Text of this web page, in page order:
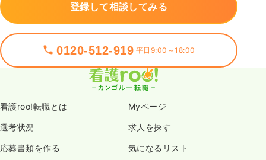
登録して相談してみる
0120-512-919 平日9:00～18:00
看護roo!転職とは Myページ
選考状況 求人を探す
応募書類を作る 気になるリスト